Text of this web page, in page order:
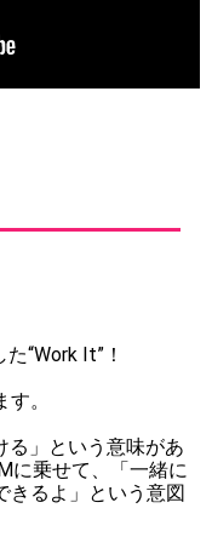
“Work It”！
。
る」という意味があ
に乗せて、「一緒に
きるよ」という意図